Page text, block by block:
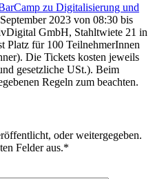
zu Digitalisierung und
2023 von 08:30 bis
GmbH, Stahltwiete 21 in
Platz für 100 TeilnehmerInnen
Die Tickets kosten jeweils
gesetzliche USt.). Beim
Regeln zum beachten.
oder weitergegeben.
Felder aus.*